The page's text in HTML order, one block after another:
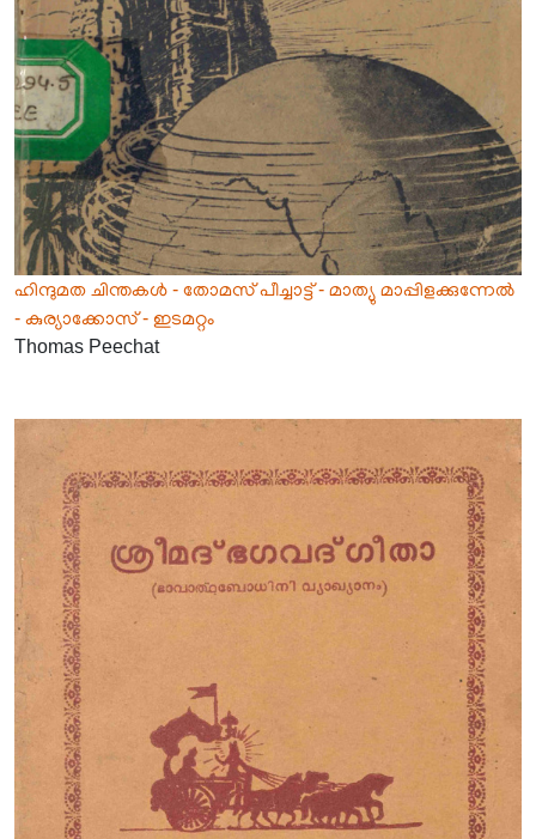
ഹിന്ദുമത ചിന്തകൾ - തോമസ് പീച്ചാട്ട് - മാത്യു മാപ്പിളക്കുന്നേൽ
- കുര്യാക്കോസ് - ഇടമറ്റം
Thomas Peechat